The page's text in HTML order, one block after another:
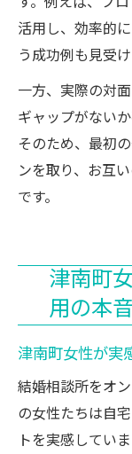
活用し、効率的
う成功例も見受け
一方、実際の対
ギャップがない
そのため、最初
ンを取り、お互
です。
津南町
用の本音
津南町女性が実
結婚相談所をオ
の女性たちは自
トを実感してい